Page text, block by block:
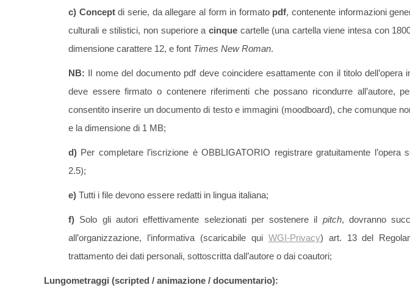
c) Conceptdi serie, da allegare al form in formato pdf, contenente informazioni
culturali e stilistici, non superiore a cinquecartelle (una cartella viene intesa con
dimensione carattere 12, e font Times New Roman.
NB: Il nome del documento pdf deve coincidere esattamente con il titolo dell’opera
deve essere firmato o contenere riferimenti che possano ricondurre all’autore,
consentito inserire un documento di testo e immagini (moodboard), che comunque
e la dimensione di 1 MB;
d) Per completare l’iscrizione è OBBLIGATORIO registrare gratuitamente l’opera
2.5);
e) Tutti i file devono essere redatti in lingua italiana;
f) Solo gli autori effettivamente selezionati per sostenere il pitch, dovranno
all’organizzazione, l’informativa (scaricabile qui WGI-Privacy) art. 13 del
trattamento dei dati personali, sottoscritta dall’autore o dai coautori;
Lungometraggi (scripted / animazione / documentario):